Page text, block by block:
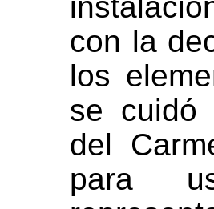
con la
los
se cuidó
del
para